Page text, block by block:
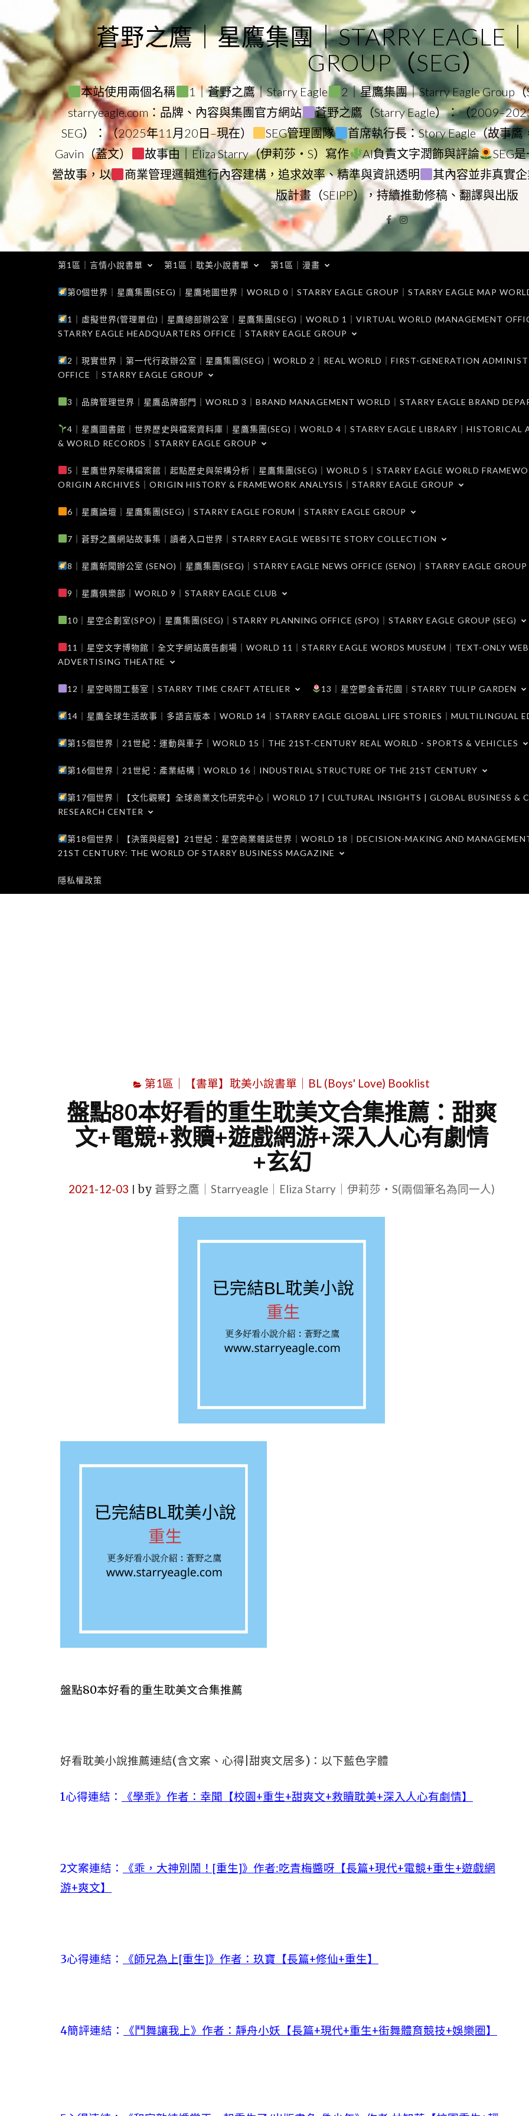
to
content
蒼野之鷹｜星鷹集團｜STARRY EAGLE
GROUP（SEG）
本站使用兩個名稱 1｜蒼野之鷹｜Starry Eagle 2｜星鷹集團｜Starry Eagle Group（
starryeagle.com：品牌、內容與集團官方網站
蒼野之鷹（Starry Eagle）：（
SEG）：（2025年11月20日–現在）
SEG管理團隊 首席執行長：Story Eagle（故事鷹
Gavin（蓋文）
故事由｜Eliza Starry（伊莉莎・S）寫作 AI負責文字潤飾與評論
SEG
營故事，以
商業管理邏輯進行內容建構，追求效率、精準與資訊透明 其內容並非真實
版計畫（SEIPP），持續推動修稿、翻譯與出版
Facebook
Instagram
第1區｜言情小說書單 第1區｜耽美小說書單 第1區｜漫畫
第0個世界｜星鷹集團(SEG)｜星鷹地圖世界｜WORLD 0｜STARRY EAGLE GROUP｜STARRY EAGLE MAP
1｜虛擬世界(管理單位)｜星鷹總部辦公室｜星鷹集團(SEG)｜WORLD 1｜VIRTUAL WORLD (MANAGEMENT
STARRY EAGLE HEADQUARTERS OFFICE｜STARRY EAGLE GROUP
2｜現實世界｜第一代行政辦公室｜星鷹集團(SEG)｜WORLD 2｜REAL WORLD｜FIRST-GENERATION
OFFICE ｜STARRY EAGLE GROUP
3｜品牌管理世界｜星鷹品牌部門｜WORLD 3｜BRAND MANAGEMENT WORLD｜STARRY EAGLE BRAND
4｜星鷹圖書館｜世界歷史與檔案資料庫｜星鷹集團(SEG)｜WORLD 4｜STARRY EAGLE LIBRARY｜HISTORICAL
& WORLD RECORDS｜STARRY EAGLE GROUP
5｜星鷹世界架構檔案館｜起點歷史與架構分析｜星鷹集團(SEG)｜WORLD 5｜STARRY EAGLE WORLD
ORIGIN ARCHIVES｜ORIGIN HISTORY & FRAMEWORK ANALYSIS｜STARRY EAGLE GROUP
6｜星鷹論壇｜星鷹集團(SEG)｜STARRY EAGLE FORUM｜STARRY EAGLE GROUP
7｜蒼野之鷹網站故事集｜讀者入口世界｜STARRY EAGLE WEBSITE STORY COLLECTION
8｜星鷹新聞辦公室 (SENO)｜星鷹集團(SEG)｜STARRY EAGLE NEWS OFFICE (SENO)｜STARRY EAGLE GROUP
9｜星鷹俱樂部｜WORLD 9｜STARRY EAGLE CLUB
10｜星空企劃室(SPO)｜星鷹集團(SEG)｜STARRY PLANNING OFFICE (SPO)｜STARRY EAGLE GROUP (SEG)
11｜星空文字博物館｜全文字網站廣告劇場｜WORLD 11｜STARRY EAGLE WORDS MUSEUM｜TEXT-ONLY
ADVERTISING THEATRE
12｜星空時間工藝室｜STARRY TIME CRAFT ATELIER 13｜星空鬱金香花園｜STARRY TULIP GARDEN
14｜星鷹全球生活故事｜多語言版本｜WORLD 14｜STARRY EAGLE GLOBAL LIFE STORIES｜MULTILINGUAL
第15個世界｜21世紀：運動與車子｜WORLD 15｜THE 21ST-CENTURY REAL WORLD．SPORTS & VEHICLES
第16個世界｜21世紀：產業結構｜WORLD 16｜INDUSTRIAL STRUCTURE OF THE 21ST CENTURY
第17個世界｜【文化觀察】全球商業文化研究中心｜WORLD 17 | CULTURAL INSIGHTS | GLOBAL BUSINESS &
RESEARCH CENTER
第18個世界｜【決策與經營】21世紀：星空商業雜誌世界｜WORLD 18｜DECISION-MAKING AND
21ST CENTURY: THE WORLD OF STARRY BUSINESS MAGAZINE
隱私權政策
第1區｜【書單】耽美小說書單｜BL (Boys' Love) Booklist
盤點80本好看的重生耽美文合集推薦：甜爽
文+電競+救贖+遊戲網游+深入人心有劇情
+玄幻
2021-12-03 by 蒼野之鷹｜Starryeagle｜Eliza Starry｜伊莉莎・S(兩個筆名為同一人)
盤點80本好看的重生耽美文合集推薦
好看耽美小說推薦連結(含文案、心得|甜爽文居多)：以下藍色字體
1心得連結： 《學乖》作者：幸聞【校園+重生+甜爽文+救贖耽美+深入人心有劇情】
2文案連結：
《乖，大神別鬧！[重生]》作者:吃青梅醬呀【長篇+現代+電競+重生+遊戲網
游+爽文】
3心得連結： 《師兄為上[重生]》作者：玖寶【長篇+修仙+重生】
4簡評連結： 《鬥舞讓我上》作者：靜舟小妖【長篇+現代+重生+街舞體育競技+娛樂圈】